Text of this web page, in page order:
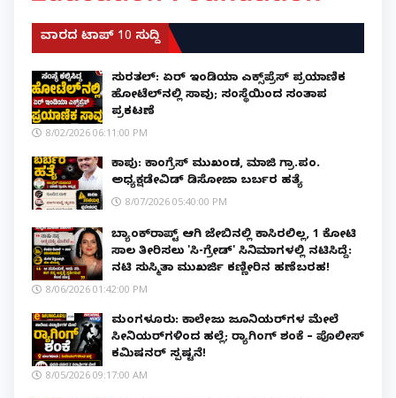
ವಾರದ ಟಾಪ್ 10 ಸುದ್ದಿ
ಸುರತ್ಕಲ್: ಏರ್ ಇಂಡಿಯಾ ಎಕ್ಸ್‌ಪ್ರೆಸ್ ಪ್ರಯಾಣಿಕ
ಹೋಟೆಲ್‌ನಲ್ಲಿ ಸಾವು; ಸಂಸ್ಥೆಯಿಂದ ಸಂತಾಪ
ಪ್ರಕಟಣೆ
8/02/2026 06:11:00 PM
ಕಾಪು: ಕಾಂಗ್ರೆಸ್ ಮುಖಂಡ, ಮಾಜಿ ಗ್ರಾ.ಪಂ.
ಅಧ್ಯಕ್ಷಡೇವಿಡ್ ಡಿಸೋಜಾ ಬರ್ಬರ ಹತ್ಯೆ
8/07/2026 05:40:00 PM
ಬ್ಯಾಂಕ್‌ರಾಪ್ಟ್‌ ಆಗಿ ಜೇಬಿನಲ್ಲಿ ಕಾಸಿರಲಿಲ್ಲ, ₹1 ಕೋಟಿ
ಸಾಲ ತೀರಿಸಲು 'ಸಿ-ಗ್ರೇಡ್' ಸಿನಿಮಾಗಳಲ್ಲಿ ನಟಿಸಿದ್ದೆ:
ನಟಿ ಸುಸ್ಮಿತಾ ಮುಖರ್ಜಿ ಕಣ್ಣೀರಿನ ಹಣೆಬರಹ!
8/06/2026 01:42:00 PM
ಮಂಗಳೂರು: ಕಾಲೇಜು ಜೂನಿಯರ್‌ಗಳ ಮೇಲೆ
ಸೀನಿಯರ್‌ಗಳಿಂದ ಹಲ್ಲೆ; ರ‌್ಯಾಗಿಂಗ್ ಶಂಕೆ – ಪೊಲೀಸ್
ಕಮಿಷನರ್ ಸ್ಪಷ್ಟನೆ!
8/05/2026 09:17:00 AM